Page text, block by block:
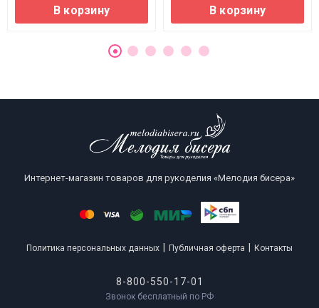
В корзину В корзину
Интернет-магазин товаров для рукоделия «Мелодия бисера»
Политика персональных данных Публичная оферта Контакты
8-800-550-17-01
Звонок бесплатный по РФ